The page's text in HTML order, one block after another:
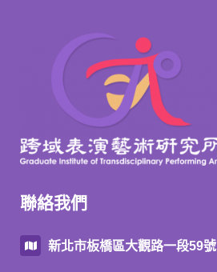
聯絡我們
新北市板橋區大觀路一段59號